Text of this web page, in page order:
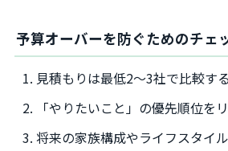
予算オーバーを防ぐためのチェ
見積もりは最低2～3社で比較する
「やりたいこと」の優先順位を
将来の家族構成やライフスタイ